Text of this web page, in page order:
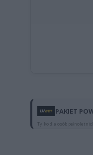
PAKIET
Tylko dla osób